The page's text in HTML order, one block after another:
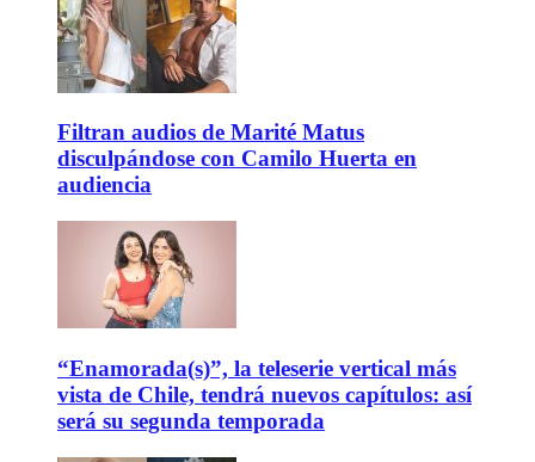
Filtran audios de Marité Matus
disculpándose con Camilo Huerta en
audiencia
“Enamorada(s)”, la teleserie vertical más
vista de Chile, tendrá nuevos capítulos: así
será su segunda temporada